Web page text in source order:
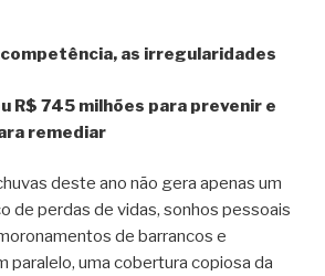
as irregularidades
R$ 745 milhões para prevenir e
remediar
deste ano não gera apenas um
de perdas de vidas, sonhos pessoais
de barrancos e
paralelo, uma cobertura copiosa da